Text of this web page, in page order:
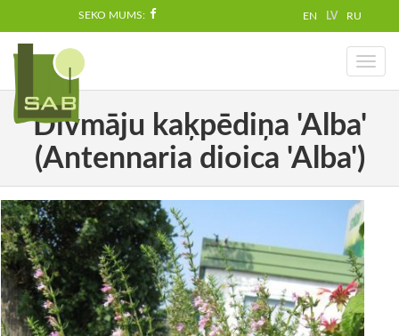
SEKO MUMS: EN LV RU
Toggle
Divmāju kaķpēdiņa 'Alba'
(Antennaria dioica 'Alba')